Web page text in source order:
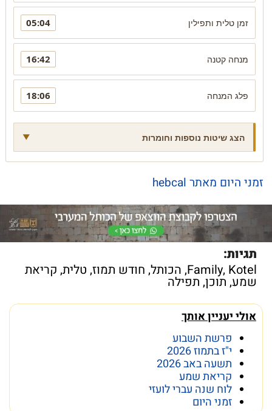
זמן טלית ותפילין 05:04
מנחה קטנה 16:42
פלג המנחה 18:06
הצג שיטות נוספות וחומרות
זמני היום מאתר hebcal
תגיות:
Family, Kotel
, הכותל, חודש תמוז, טלית, קריאת
שמע, תוכן, תפילה
אולי יעניין אותך
פרשת השבוע
י"ז בתמוז 2026
תשעה באב 2026
קריאת שמע
לוח שנה עברי לועזי
זמני היום